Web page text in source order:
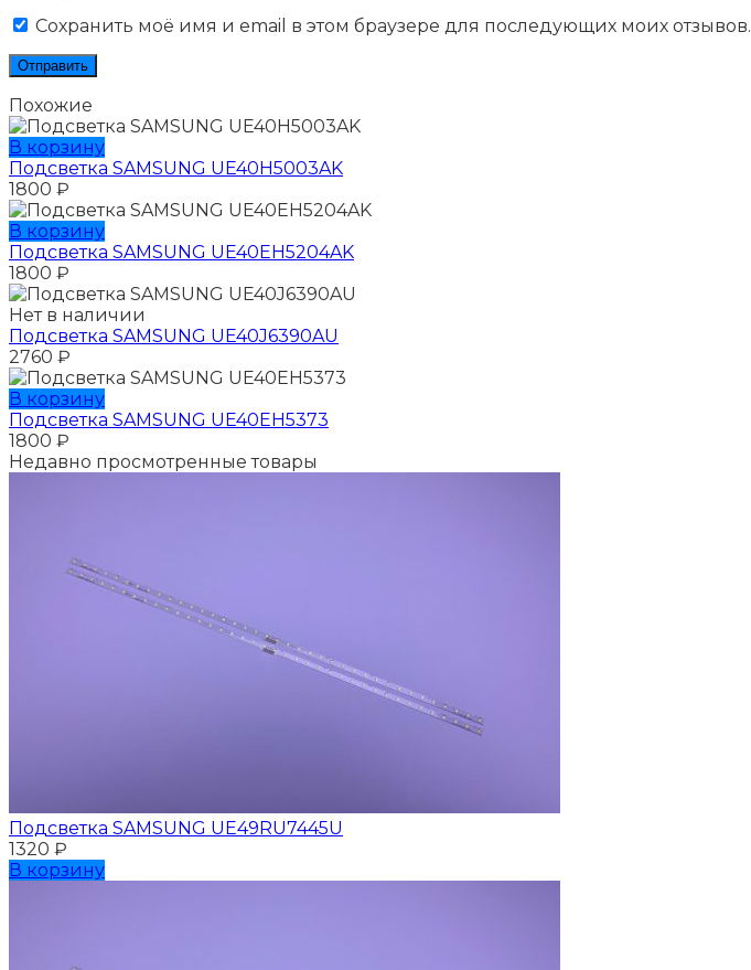
Сохранить моё имя и email в этом браузере для последующих моих отзывов.
Похожие
В корзину
Подсветка SAMSUNG UE40H5003AK
1800 ₽
В корзину
Подсветка SAMSUNG UE40EH5204AK
1800 ₽
Нет в наличии
Подсветка SAMSUNG UE40J6390AU
2760 ₽
В корзину
Подсветка SAMSUNG UE40EH5373
1800 ₽
Недавно просмотренные товары
Подсветка SAMSUNG UЕ49RU7445U
1320 ₽
В корзину